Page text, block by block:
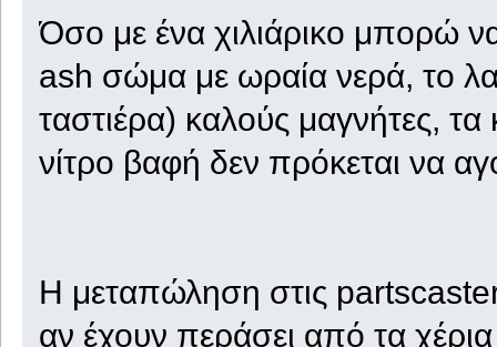
Όσο με ένα χιλιάρικο μπορώ
ash σώμα με ωραία νερά, το
ταστιέρα) καλούς μαγνήτες, τα
νίτρο βαφή δεν πρόκεται να
Η μεταπώληση στις partscaster
αν έχουν περάσει από τα